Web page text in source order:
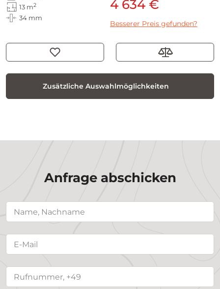
13 m2
34 mm
4 634 €
Besserer Preis gefunden?
Zusätzliche Auswahlmöglichkeiten
Anfrage abschicken